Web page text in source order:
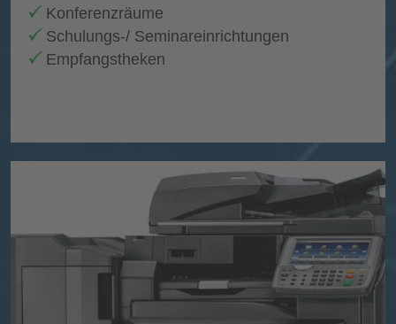
Konferenzräume
Schulungs-/ Seminareinrichtungen
Empfangstheken